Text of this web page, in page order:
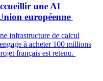
une AI
européenne
infrastructure de calcul
à acheter 100 millions
français est retenu.